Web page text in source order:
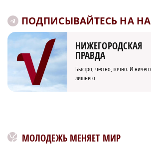
ПОДПИСЫВАЙТЕСЬ НА
НИЖЕГОРОДСКАЯ
ПРАВДА
Быстро, честно, точно. И ничего
лишнего
МОЛОДЕЖЬ МЕНЯЕТ МИР